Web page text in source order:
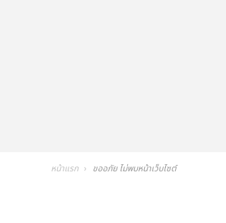
หน้าแรก ขออภัย ไม่พบหน้าเว็บไซต์